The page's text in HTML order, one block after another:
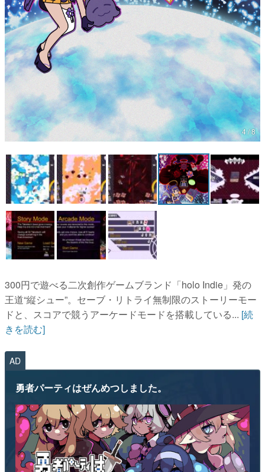
4 / 8
300円で遊べる二次創作ゲームブランド「holo Indie」発の
王道“縦シュー”。セーブ・リトライ無制限のストーリーモー
ドと、スコアで競うアーケードモードを搭載している... [続
きを読む]
AD
勇者パーティはぜんめつしました。